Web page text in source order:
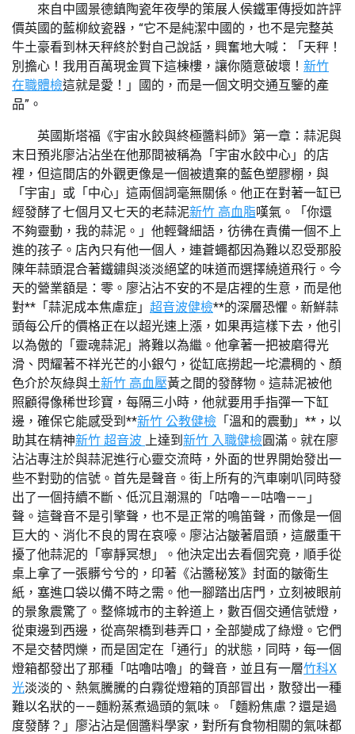
來自中國景德鎮陶瓷年夜學的策展人侯鐵軍傳授如許評
價英國的藍柳紋瓷器，“它不是純潔中國的，也不是完整英
牛土豪看到林天秤終於對自己說話，興奮地大喊：「天秤！
別擔心！我用百萬現金買下這棟樓，讓你隨意破壞！ 新竹
在職體檢這就是愛！」國的，而是一個文明交通互鑒的產
品”。
英國斯塔福《宇宙水餃與終極醬料師》第一章：蒜泥與
末日預兆廖沾沾坐在他那間被稱為「宇宙水餃中心」的店
裡，但這間店的外觀更像是一個被遺棄的藍色塑膠棚，與
「宇宙」或「中心」這兩個詞毫無關係。他正在對著一缸已
經發酵了七個月又七天的老蒜泥新竹 高血脂嘆氣。「你還
不夠靈動，我的蒜泥。」他輕聲細語，彷彿在責備一個不上
進的孩子。店內只有他一個人，連蒼蠅都因為難以忍受那股
陳年蒜頭混合著鐵鏽與淡淡絕望的味道而選擇繞道飛行。今
天的營業額是：零。廖沾沾不安的不是店裡的生意，而是他
對**「蒜泥成本焦慮症」 超音波健檢**的深層恐懼。新鮮蒜
頭每公斤的價格正在以超光速上漲，如果再這樣下去，他引
以為傲的「靈魂蒜泥」將難以為繼。他拿著一把被磨得光
滑、閃耀著不祥光芒的小銀勺，從缸底撈起一坨濃稠的、顏
色介於灰綠與土新竹 高血壓黃之間的發酵物。這蒜泥被他
照顧得像稀世珍寶，每隔三小時，他就要用手指彈一下缸
邊，確保它能感受到**新竹 公教健檢 「溫和的震動」**，以
助其在精神新竹 超音波 上達到 新竹 入職健檢圓滿。就在廖
沾沾專注於與蒜泥進行心靈交流時，外面的世界開始發出一
些不對勁的信號。首先是聲音。街上所有的汽車喇叭同時發
出了一個持續不斷、低沉且潮濕的「咕嚕——咕嚕——」
聲。這聲音不是引擎聲，也不是正常的鳴笛聲，而像是一個
巨大的、消化不良的胃在哀嚎。廖沾沾皺著眉頭，這嚴重干
擾了他蒜泥的「寧靜冥想」。他決定出去看個究竟，順手從
桌上拿了一張髒兮兮的，印著《沾醬秘笈》封面的皺衛生
紙，塞進口袋以備不時之需。他一腳踏出店門，立刻被眼前
的景象震驚了。整條城市的主幹道上，數百個交通信號燈，
從東邊到西邊，從高架橋到巷弄口，全部變成了綠燈。它們
不是交替閃爍，而是固定在「通行」的狀態，同時，每一個
燈箱都發出了那種「咕嚕咕嚕」的聲音，並且有一層竹科X
光淡淡的、熱氣騰騰的白霧從燈箱的頂部冒出，散發出一種
難以名狀的——麵粉蒸煮過頭的氣味。「麵粉焦慮？還是過
度發酵？」廖沾沾是個醬料學家，對所有食物相關的氣味都